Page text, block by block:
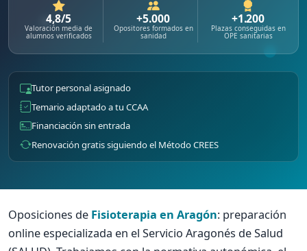
4,8/5
Valoración media de
alumnos verificados
+5.000
Opositores formados en
sanidad
+1.200
Plazas conseguidas en
OPE sanitarias
Tutor personal asignado
Temario adaptado a tu CCAA
Financiación sin entrada
Renovación gratis siguiendo el Método CREES
Oposiciones de Fisioterapia en Aragón: preparación
online especializada en el Servicio Aragonés de Salud